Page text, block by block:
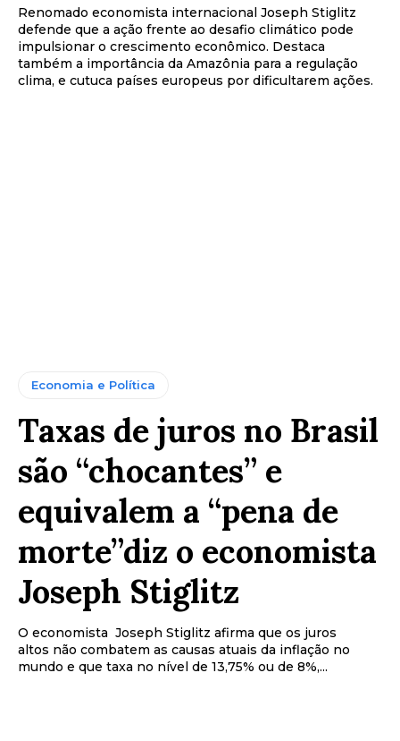
Renomado economista internacional Joseph Stiglitz
defende que a ação frente ao desafio climático pode
impulsionar o crescimento econômico. Destaca
também a importância da Amazônia para a regulação
clima, e cutuca países europeus por dificultarem ações.
Economia e Política
Taxas de juros no Brasil
são “chocantes” e
equivalem a “pena de
morte”diz o economista
Joseph Stiglitz
O economista Joseph Stiglitz afirma que os juros
altos não combatem as causas atuais da inflação no
mundo e que taxa no nível de 13,75% ou de 8%,...